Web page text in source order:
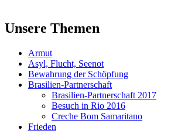
Unsere Themen
Armut
Asyl, Flucht, Seenot
Bewahrung der Schöpfung
Brasilien-Partnerschaft
Brasilien-Partnerschaft 2017
Besuch in Rio 2016
Creche Bom Samaritano
Frieden